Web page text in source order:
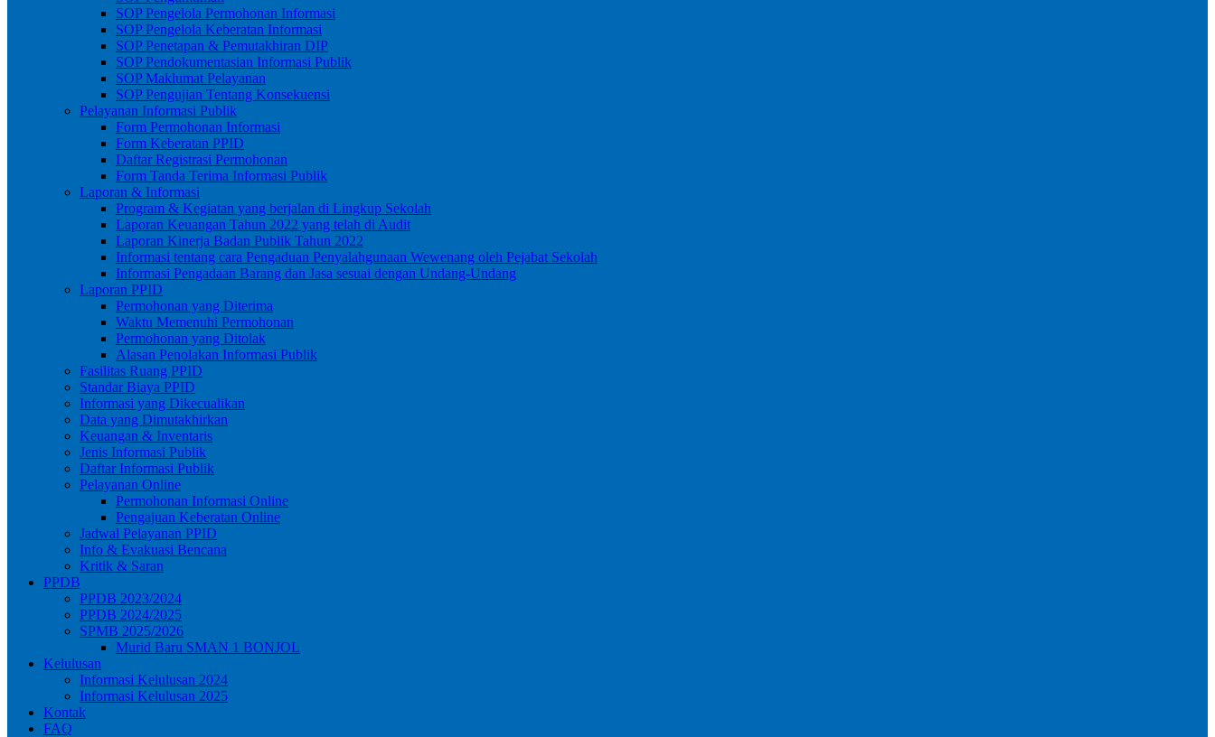
SOP Pengelola Permohonan Informasi
SOP Pengelola Keberatan Informasi
SOP Penetapan & Pemutakhiran DIP
SOP Pendokumentasian Informasi Publik
SOP Maklumat Pelayanan
SOP Pengujian Tentang Konsekuensi
Pelayanan Informasi Publik
Form Permohonan Informasi
Form Keberatan PPID
Daftar Registrasi Permohonan
Form Tanda Terima Informasi Publik
Laporan & Informasi
Program & Kegiatan yang berjalan di Lingkup Sekolah
Laporan Keuangan Tahun 2022 yang telah di Audit
Laporan Kinerja Badan Publik Tahun 2022
Informasi tentang cara Pengaduan Penyalahgunaan Wewenang oleh Pejabat Sekolah
Informasi Pengadaan Barang dan Jasa sesuai dengan Undang-Undang
Laporan PPID
Permohonan yang Diterima
Waktu Memenuhi Permohonan
Permohonan yang Ditolak
Alasan Penolakan Informasi Publik
Fasilitas Ruang PPID
Standar Biaya PPID
Informasi yang Dikecualikan
Data yang Dimutakhirkan
Keuangan & Inventaris
Jenis Informasi Publik
Daftar Informasi Publik
Pelayanan Online
Permohonan Informasi Online
Pengajuan Keberatan Online
Jadwal Pelayanan PPID
Info & Evakuasi Bencana
Kritik & Saran
PPDB
PPDB 2023/2024
PPDB 2024/2025
SPMB 2025/2026
Murid Baru SMAN 1 BONJOL
Kelulusan
Informasi Kelulusan 2024
Informasi Kelulusan 2025
Kontak
FAQ